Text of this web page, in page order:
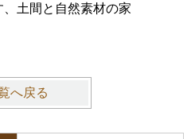
、土間と自然素材の家
へ戻る